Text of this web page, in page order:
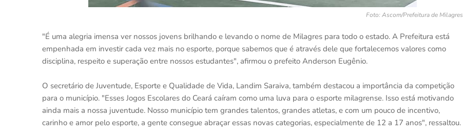
Foto: Ascom/Prefeitura de Milagres
"É uma alegria imensa ver nossos jovens brilhando e levando o nome de Milagres para todo o estado. A Prefeitura está
empenhada em investir cada vez mais no esporte, porque sabemos que é através dele que fortalecemos valores como
disciplina, respeito e superação entre nossos estudantes", afirmou o prefeito Anderson Eugênio.
O secretário de Juventude, Esporte e Qualidade de Vida, Landim Saraiva, também destacou a importância da competição
para o município. "Esses Jogos Escolares do Ceará caíram como uma luva para o esporte milagrense. Isso está motivando
ainda mais a nossa juventude. Nosso município tem grandes talentos, grandes atletas, e com um pouco de incentivo,
carinho e amor pelo esporte, a gente consegue abraçar essas novas categorias, especialmente de 12 a 17 anos", ressaltou.